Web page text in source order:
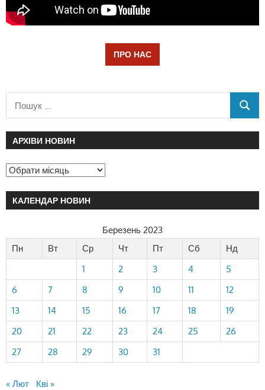
ПРО НАС
АРХІВИ НОВИН
КАЛЕНДАР НОВИН
Березень 2023
Пн
Вт Ср Чт Пт Сб
Нд
1
2 3 4
5
6
7 8 9 10 11
12
13
14 15 16 17 18
19
20
21 22 23 24 25
26
27
28 29 30 31
« Лют Кві »